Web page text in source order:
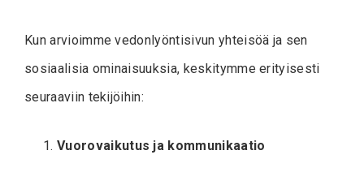
Kun arvioimme vedonlyöntisivun yhteisöä ja sen
sosiaalisia ominaisuuksia, keskitymme erityisesti
seuraaviin tekijöihin:
Vuorovaikutus ja kommunikaatio